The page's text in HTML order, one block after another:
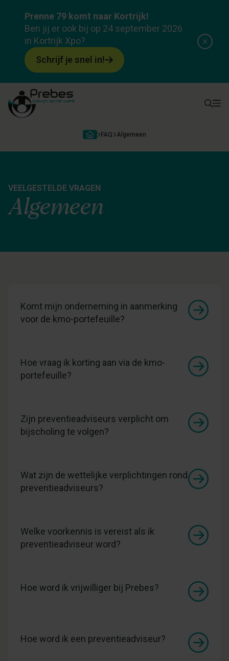
Prenne 79 komt naar Kortrijk!
Ben jij er ook bij op 24 september 2026
in Kortrijk Xpo?
Schrijf je snel in!
FAQ Algemeen
VEELGESTELDE VRAGEN
Algemeen
Komt mijn onderneming in aanmerking
voor de kmo-portefeuille?
Hoe vraag ik korting aan via de kmo-
portefeuille?
Zijn preventieadviseurs verplicht om
bijscholing te volgen?
Wat zijn de wettelijke verplichtingen rond
preventieadviseurs?
Welke voorkennis is vereist als ik
preventieadviseur word?
Hoe word ik vrijwilliger bij Prebes?
Hoe word ik een preventieadviseur?